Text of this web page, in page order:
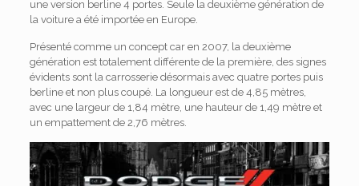
une version berline 4 portes. Seule la deuxième génération de
la voiture a été importée en Europe.
Présenté comme un concept car en 2007, la deuxième
génération est totalement différente de la première, des signes
évidents sont la carrosserie désormais avec quatre portes puis
berline et non plus coupé. La longueur est de 4,85 mètres,
avec une largeur de 1,84 mètre, une hauteur de 1,49 mètre et
un empattement de 2,76 mètres.